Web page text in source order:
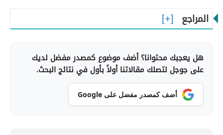
المراجع
هل يعجبك محتوانا؟ أضف موضوع كمصدر مفضل لديك
على جوجل لتصلك مقالاتنا أولاً بأول في نتائج البحث.
أضف كمصدر مفضل على Google